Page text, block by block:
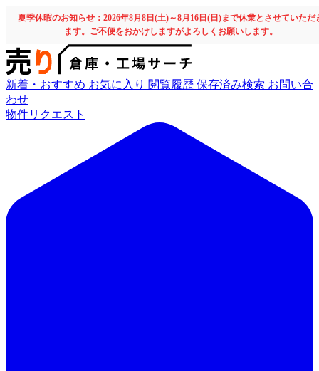
夏季休暇のお知らせ：2026年8月8日(土)～8月16日(日)まで休業とさせていただ
ます。ご不便をおかけしますがよろしくお願いします。
新着・おすすめ お気に入り 閲覧履歴 保存済み検索 お問い合
わせ
物件リクエスト